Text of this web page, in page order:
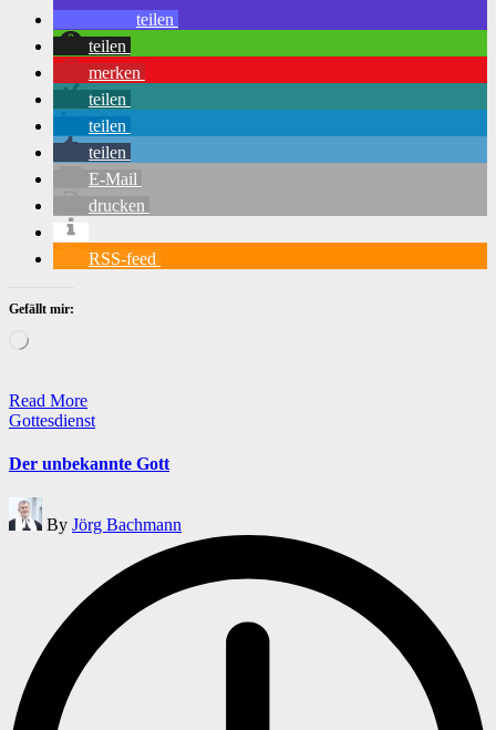
teilen
teilen
merken
teilen
teilen
teilen
E-Mail
drucken
RSS-feed
Gefällt mir:
Wird
Read More
Posted
Gottesdienst
Der unbekannte Gott
Posted
by
By Jörg Bachmann